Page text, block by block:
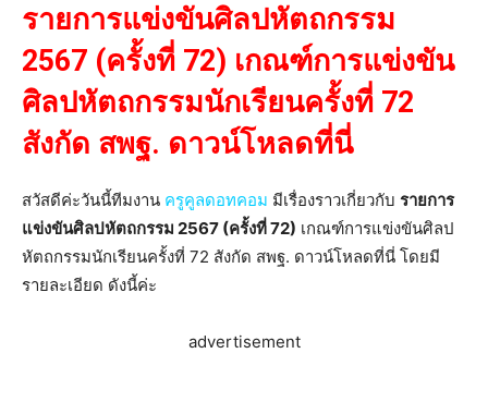
รายการแข่งขันศิลปหัตถกรรม
2567 (ครั้งที่ 72) เกณฑ์การแข่งขัน
ศิลปหัตถกรรมนักเรียนครั้งที่ 72
สังกัด สพฐ. ดาวน์โหลดที่นี่
สวัสดีค่ะวันนี้ทีมงาน ครูคูลดอทคอม มีเรื่องราวเกี่ยวกับ รายการ
แข่งขันศิลปหัตถกรรม 2567 (ครั้งที่ 72) เกณฑ์การแข่งขันศิลป
หัตถกรรมนักเรียนครั้งที่ 72 สังกัด สพฐ. ดาวน์โหลดที่นี่ โดยมี
รายละเอียด ดังนี้ค่ะ
advertisement